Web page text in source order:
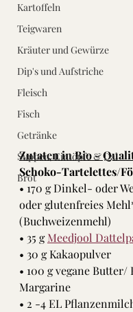
Kartoffeln
Teigwaren
Kräuter und Gewürze
Dip's und Aufstriche
Fleisch
Fisch
Getränke
Suppen, Eintöpfe & Dal
Brot
Zutaten in Bio -
Schoko-Tartelettes/
• 170 g Dinkel- oder
oder glutenfreies
(Buchweizenmehl)
• 35 g Meedjool
• 30 g Kakaopulver
• 100 g vegane
Margarine
• 2 -4 EL